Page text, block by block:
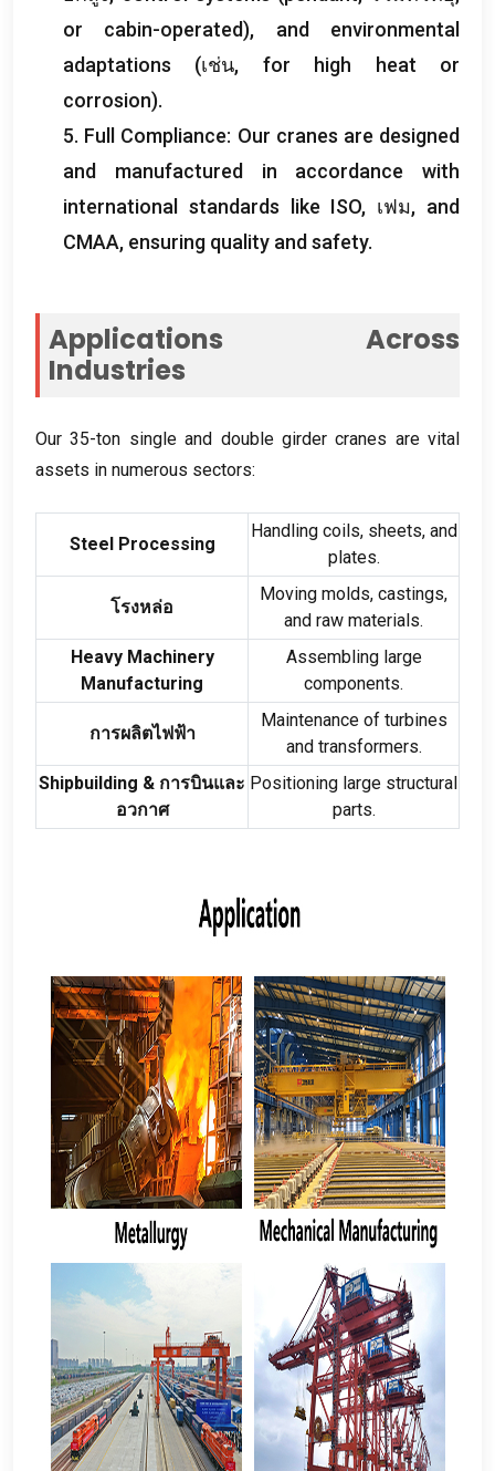
or cabin-operated), and environmental
adaptations (เช่น, for high heat or
corrosion).
5. Full Compliance: Our cranes are designed
and manufactured in accordance with
international standards like ISO, เฟม, and
CMAA, ensuring quality and safety.
Applications Across
Industries
Our 35-ton single and double girder cranes are vital
assets in numerous sectors:
Steel Processing
Handling coils, sheets, and
plates.
โรงหล่อ
Moving molds, castings,
and raw materials.
Heavy Machinery
Manufacturing
Assembling large
components.
การผลิตไฟฟ้า
Maintenance of turbines
and transformers.
Shipbuilding & การบินและ
อวกาศ
Positioning large structural
parts.